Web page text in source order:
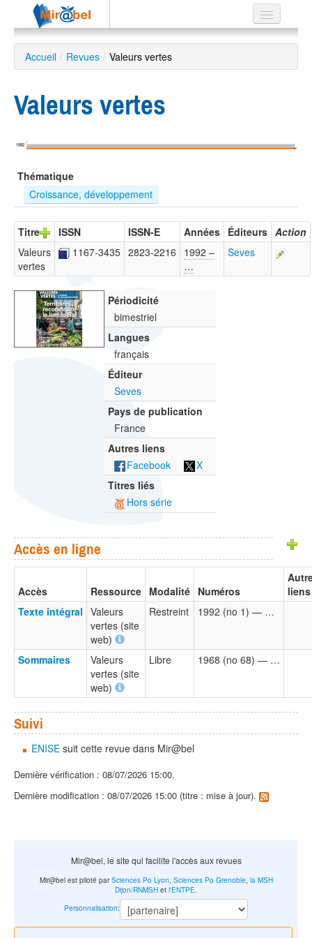
Le réseau
Soutien
Listes
Recherche
avancée
EN
ES
?
Accueil / Revues / Valeurs vertes
Valeurs vertes
1992
Thématique
Croissance, développement
Titre ISSN ISSN-E Années Éditeurs Action
Valeurs
vertes
1167-3435 2823-2216
1992 –
…
Seves
Périodicité
bimestriel
Langues
français
Éditeur
Seves
Pays de publication
France
Autres liens
Facebook
X
Titres liés
Hors série
Accès en ligne
Accès Ressource Modalité Numéros
liens
Texte intégral Valeurs
vertes (site
web)
Restreint 1992 (no 1) — …
Sommaires
Valeurs
vertes (site
web)
Libre 1968 (no 68) — …
Suivi
ENISE suit cette revue dans Mir@bel
Dernière vérification : 08/07/2026 15:00.
Dernière modification : 08/07/2026 15:00 (titre : mise à jour).
Mir@bel, le site qui facilite l'accès aux revues
Mir@bel est piloté parSciences Po Lyon Sciences Po Grenoble, la MSH
Dijon/RNMSH et l'ENTPE
Personnalisation: